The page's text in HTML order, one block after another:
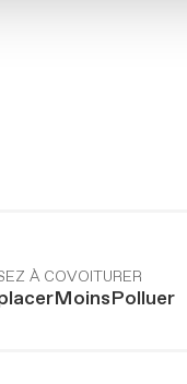
À COVOITURER